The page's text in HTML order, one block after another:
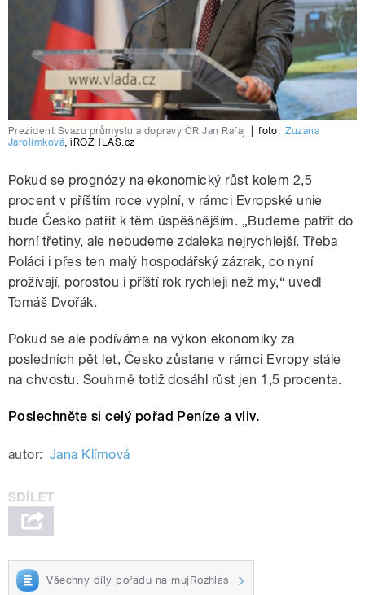
Prezident Svazu průmyslu a dopravy ČR Jan Rafaj foto: Zuzana
Jarolímková,iROZHLAS.cz
Pokud se prognózy na ekonomický růst kolem 2,5
procent v příštím roce vyplní, v rámci Evropské unie
bude Česko patřit k těm úspěšnějším. „Budeme patřit do
horní třetiny, ale nebudeme zdaleka nejrychlejší. Třeba
Poláci i přes ten malý hospodářský zázrak, co nyní
prožívají, porostou i příští rok rychleji než my,“ uvedl
Tomáš Dvořák.
Pokud se ale podíváme na výkon ekonomiky za
posledních pět let, Česko zůstane v rámci Evropy stále
na chvostu. Souhrně totiž dosáhl růst jen 1,5 procenta.
Poslechněte si celý pořad Peníze a vliv.
autor: Jana Klímová
Všechny díly pořadu na mujRozhlas